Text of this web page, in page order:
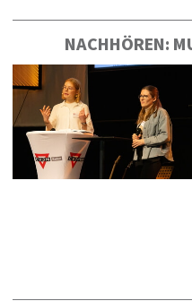
NACHHÖREN: